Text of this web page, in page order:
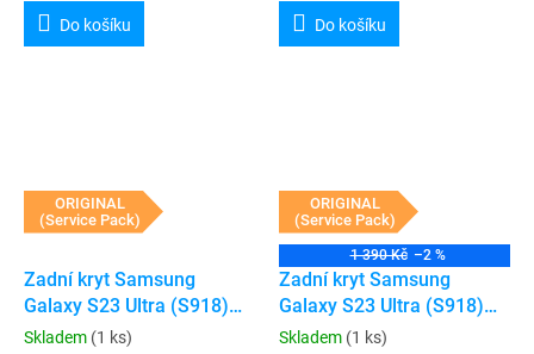
Do košíku Do košíku
ORIGINAL
(Service Pack)
Zadní kryt Samsung
Galaxy S23 Ultra (S918)
(Service Pack) (Graphite)
Skladem (1 ks)
ORIGINAL
(Service Pack)
1 390 Kč –2 %
Zadní kryt Samsung
Galaxy S23 Ultra (S918)
(Service Pack) (Green)
Skladem (1 ks)